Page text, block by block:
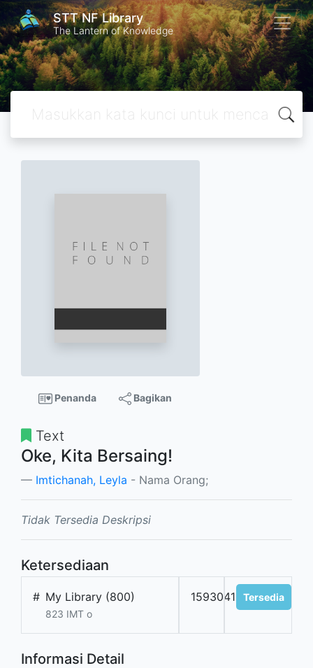
STT NF Library
The Lantern of Knowledge
Penanda Bagikan
Text
Oke, Kita Bersaing!
Imtichanah, Leyla - Nama Orang;
Tidak Tersedia Deskripsi
Ketersediaan
# My Library (800)
823 IMT o
1593041018Tersedia
Informasi Detail